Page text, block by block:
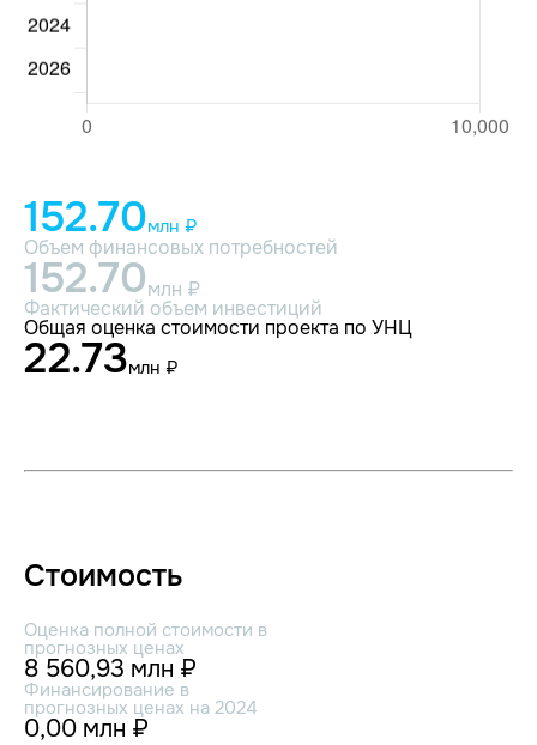
152.70млн ₽
Объем финансовых потребностей
152.70млн ₽
Фактический объем инвестиций
Общая оценка стоимости проекта по УНЦ
22.73млн ₽
Стоимость
Оценка полной стоимости в
прогнозных ценах
8 560,93 млн ₽
Финансирование в
прогнозных ценах на 2024
0,00 млн ₽